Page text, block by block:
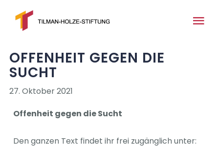
Inhalt
Home
Über uns
OFFENHEIT GEGEN DIE
SUCHT
27. Oktober 2021
Offenheit gegen die Sucht
Den ganzen Text findet ihr frei zugänglich unter: